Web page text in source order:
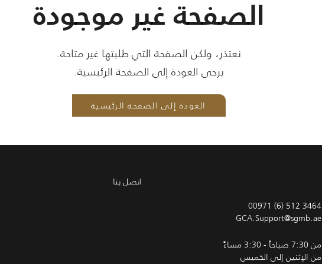
الصفحة غير موجودة
نعتذر، ولكن الصفحة التي طلبتها غير متاحة.
يرجى العودة إلى الصفحة الرئيسية.
العودة إلى الصفحة الرئيسية
00971 (6) 512 3464
GCA.Support@sgmb.ae
من 7:30 صباحاً - 3:30 مساءً
من الإثنين إلى الخميس
اتصل بنا